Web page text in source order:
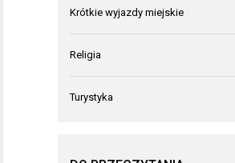
Krótkie wyjazdy miejskie
Religia
Turystyka